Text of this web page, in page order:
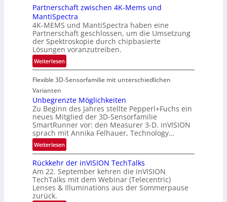
n
L
u
f
t
-
u
a
u
m
f
a
h
r
t
t
e
-
R
e
g
i
o
n
Partnerschaft zwischen 4K-Mems und
MantiSpectra
4K-MEMS und MantiSpectra haben eine
Partnerschaft geschlossen, um die Umsetzung
der Spektroskopie durch chipbasierte
Lösungen voranzutreiben.
Weiterlesen:
P
a
t
n
e
r
s
c
h
a
f
t
Flexible 3D-Sensorfamilie mit unterschiedlichen
Varianten
Unbegrenzte Möglichkeiten
Zu Beginn des Jahres stellte Pepperl+Fuchs ein
neues Mitglied der 3D-Sensorfamilie
SmartRunner vor: den Measurer 3-D. inVISION
sprach mit Annika Felhauer, Technology…
Weiterlesen:
U
n
b
e
g
Rückkehr der inVISION TechTalks
Am 22. September kehren die inVISION
TechTalks mit dem Webinar (Telecentric)
Lenses & Illuminations aus der Sommerpause
zurück.